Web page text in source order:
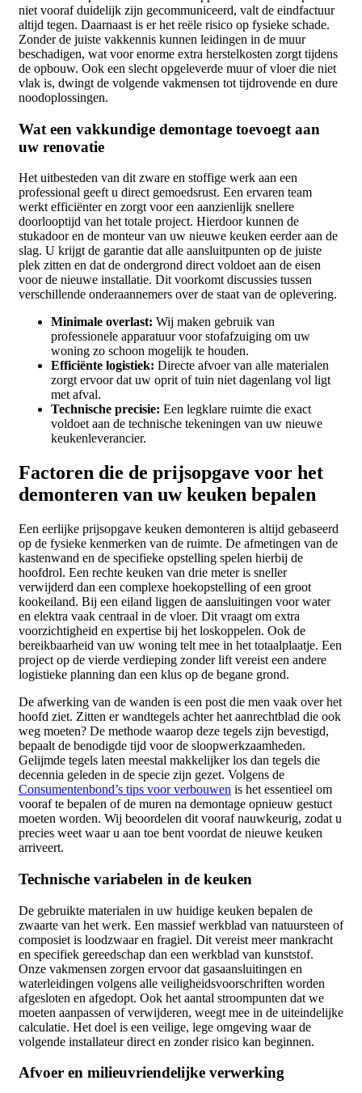
niet vooraf duidelijk zijn gecommuniceerd, valt de eindfactuur
altijd tegen. Daarnaast is er het reële risico op fysieke schade.
Zonder de juiste vakkennis kunnen leidingen in de muur
beschadigen, wat voor enorme extra herstelkosten zorgt tijdens
de opbouw. Ook een slecht opgeleverde muur of vloer die niet
vlak is, dwingt de volgende vakmensen tot tijdrovende en dure
noodoplossingen.
Wat een vakkundige demontage toevoegt aan
uw renovatie
Het uitbesteden van dit zware en stoffige werk aan een
professional geeft u direct gemoedsrust. Een ervaren team
werkt efficiënter en zorgt voor een aanzienlijk snellere
doorlooptijd van het totale project. Hierdoor kunnen de
stukadoor en de monteur van uw nieuwe keuken eerder aan de
slag. U krijgt de garantie dat alle aansluitpunten op de juiste
plek zitten en dat de ondergrond direct voldoet aan de eisen
voor de nieuwe installatie. Dit voorkomt discussies tussen
verschillende onderaannemers over de staat van de oplevering.
Minimale overlast: Wij maken gebruik van
professionele apparatuur voor stofafzuiging om uw
woning zo schoon mogelijk te houden.
Efficiënte logistiek: Directe afvoer van alle materialen
zorgt ervoor dat uw oprit of tuin niet dagenlang vol ligt
met afval.
Technische precisie: Een legklare ruimte die exact
voldoet aan de technische tekeningen van uw nieuwe
keukenleverancier.
Factoren die de prijsopgave voor het
demonteren van uw keuken bepalen
Een eerlijke prijsopgave keuken demonteren is altijd gebaseerd
op de fysieke kenmerken van de ruimte. De afmetingen van de
kastenwand en de specifieke opstelling spelen hierbij de
hoofdrol. Een rechte keuken van drie meter is sneller
verwijderd dan een complexe hoekopstelling of een groot
kookeiland. Bij een eiland liggen de aansluitingen voor water
en elektra vaak centraal in de vloer. Dit vraagt om extra
voorzichtigheid en expertise bij het loskoppelen. Ook de
bereikbaarheid van uw woning telt mee in het totaalplaatje. Een
project op de vierde verdieping zonder lift vereist een andere
logistieke planning dan een klus op de begane grond.
De afwerking van de wanden is een post die men vaak over het
hoofd ziet. Zitten er wandtegels achter het aanrechtblad die ook
weg moeten? De methode waarop deze tegels zijn bevestigd,
bepaalt de benodigde tijd voor de sloopwerkzaamheden.
Gelijmde tegels laten meestal makkelijker los dan tegels die
decennia geleden in de specie zijn gezet. Volgens de
Consumentenbond’s tips voor verbouwen is het essentieel om
vooraf te bepalen of de muren na demontage opnieuw gestuct
moeten worden. Wij beoordelen dit vooraf nauwkeurig, zodat u
precies weet waar u aan toe bent voordat de nieuwe keuken
arriveert.
Technische variabelen in de keuken
De gebruikte materialen in uw huidige keuken bepalen de
zwaarte van het werk. Een massief werkblad van natuursteen of
composiet is loodzwaar en fragiel. Dit vereist meer mankracht
en specifiek gereedschap dan een werkblad van kunststof.
Onze vakmensen zorgen ervoor dat gasaansluitingen en
waterleidingen volgens alle veiligheidsvoorschriften worden
afgesloten en afgedopt. Ook het aantal stroompunten dat we
moeten aanpassen of verwijderen, weegt mee in de uiteindelijke
calculatie. Het doel is een veilige, lege omgeving waar de
volgende installateur direct en zonder risico kan beginnen.
Afvoer en milieuvriendelijke verwerking